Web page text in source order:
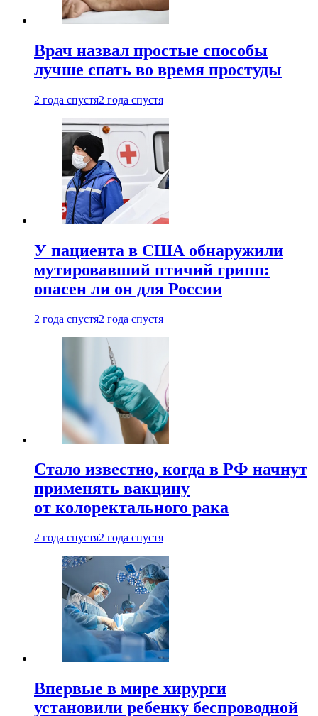
Врач назвал простые способы
лучше спать во время простуды
2 года спустя2 года спустя
У пациента в США обнаружили
мутировавший птичий грипп:
опасен ли он для России
2 года спустя2 года спустя
Стало известно, когда в РФ начнут
применять вакцину
от колоректального рака
2 года спустя2 года спустя
Впервые в мире хирурги
установили ребенку беспроводной